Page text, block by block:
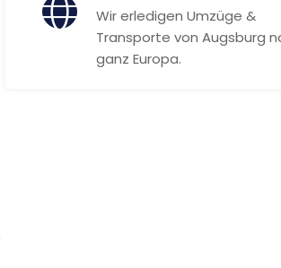
Wir erledigen Umzüge &
Transporte von Augsburg
ganz Europa.